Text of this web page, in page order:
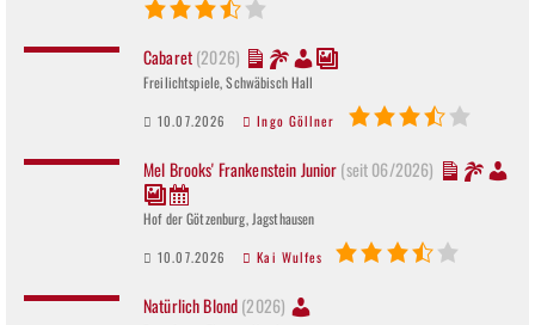
Cabaret(2026)
Freilichtspiele, Schwäbisch Hall
10.07.2026 Ingo Göllner
Mel Brooks' Frankenstein Junior(seit 06/2026)
Hof der Götzenburg, Jagsthausen
10.07.2026 Kai Wulfes
Natürlich Blond(2026)